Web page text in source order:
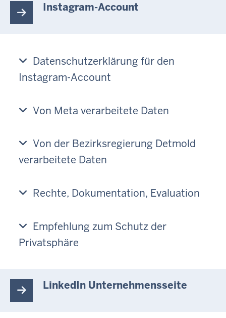
Instagram-Account
Datenschutzerklärung für den
Instagram-Account
Von Meta verarbeitete Daten
Von der Bezirksregierung Detmold
verarbeitete Daten
Rechte, Dokumentation, Evaluation
Empfehlung zum Schutz der
Privatsphäre
LinkedIn Unternehmensseite